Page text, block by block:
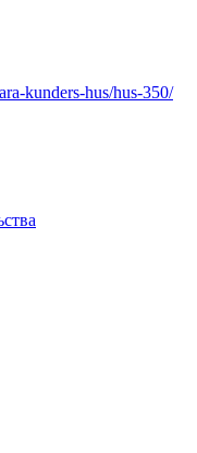
kunders-hus/hus-350/